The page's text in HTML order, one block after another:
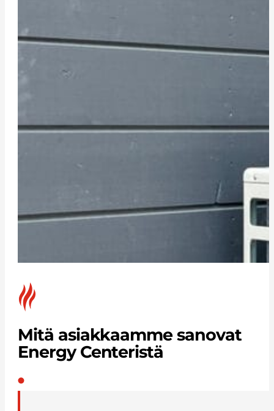
Mitä asiakkaamme sanovat
Energy Centeristä